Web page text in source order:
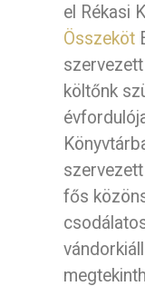
el Rékasi
Összeköt
költőnk
fős